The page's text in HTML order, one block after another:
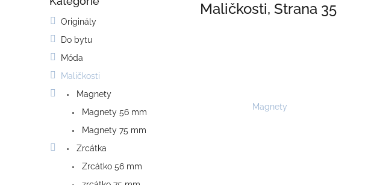
Originály
Do bytu
Móda
Maličkosti
Magnety
Magnety 56 mm
Magnety 75 mm
Zrcátka
Zrcátko 56 mm
Maličkosti, Strana 35
Magnety